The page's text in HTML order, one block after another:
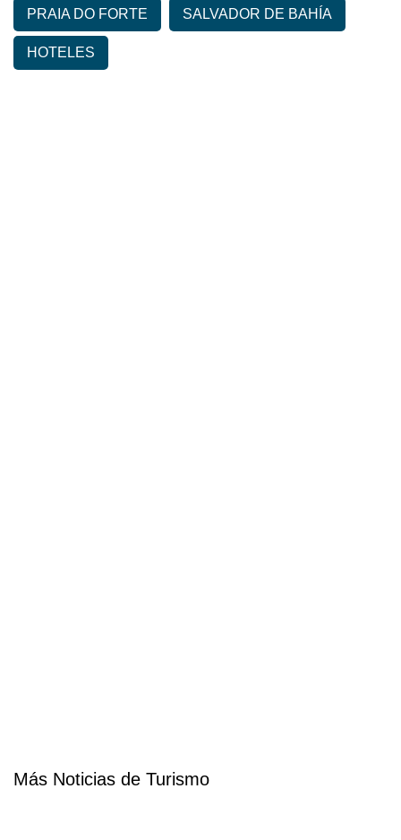
PRAIA DO FORTE SALVADOR DE BAHÍA
HOTELES
Más Noticias de Turismo